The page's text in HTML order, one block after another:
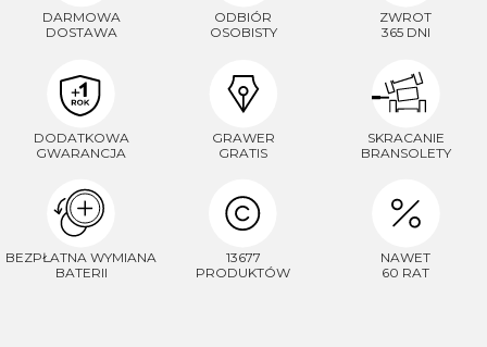
DARMOWA
DOSTAWA
ODBIÓR
OSOBISTY
ZWROT
365 DNI
DODATKOWA
GWARANCJA
GRAWER
GRATIS
SKRACANIE
BRANSOLETY
BEZPŁATNA WYMIANA
BATERII
13677
PRODUKTÓW
NAWET
60 RAT